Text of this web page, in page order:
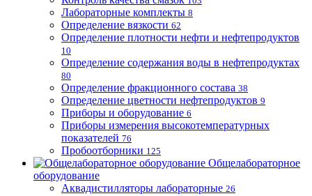
Лабораторные комплекты 8
Определение вязкости 62
Определение плотности нефти и нефтепродуктов
10
Определение содержания воды в нефтепродуктах
80
Определение фракционного состава 38
Определение цветности нефтепродуктов 9
Приборы и оборудование 6
Приборы измерения высокотемпературных
показателей 76
Пробоотборники 125
Общелабораторное
оборудование
Аквадистилляторы лабораторные 26